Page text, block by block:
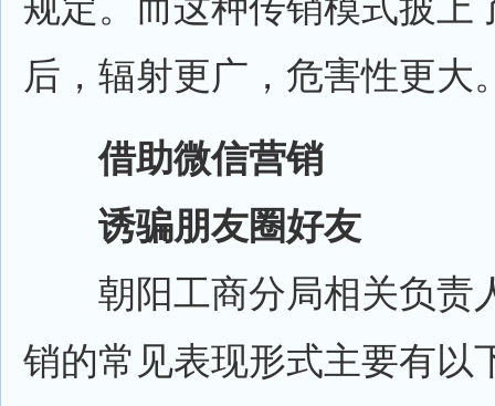
后，辐射更广，危害性更大
借助微信营销
诱骗朋友圈好友
朝阳工商分局相关负责
销的常见表现形式主要有以